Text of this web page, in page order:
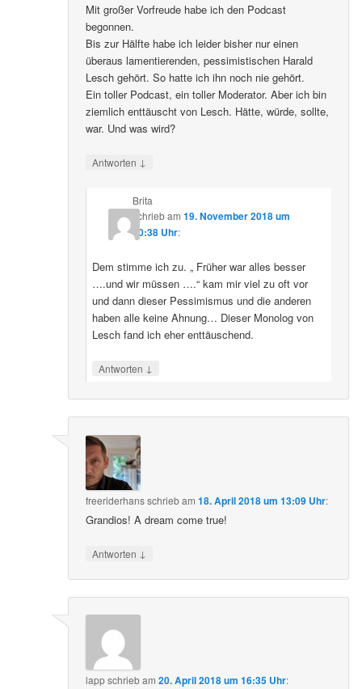
Mit großer Vorfreude habe ich den Podcast
begonnen.
Bis zur Hälfte habe ich leider bisher nur einen
überaus lamentierenden, pessimistischen Harald
Lesch gehört. So hatte ich ihn noch nie gehört.
Ein toller Podcast, ein toller Moderator. Aber ich bin
ziemlich enttäuscht von Lesch. Hätte, würde, sollte,
war. Und was wird?
Antworten ↓
Brita
schriebam 19. November 2018 um
20:38 Uhr:
Dem stimme ich zu. „ Früher war alles besser
….und wir müssen ….“ kam mir viel zu oft vor
und dann dieser Pessimismus und die anderen
haben alle keine Ahnung… Dieser Monolog von
Lesch fand ich eher enttäuschend.
Antworten ↓
freeriderhansschriebam18. April 2018 um 13:09 Uhr:
Grandios! A dream come true!
Antworten ↓
lappschriebam20. April 2018 um 16:35 Uhr: